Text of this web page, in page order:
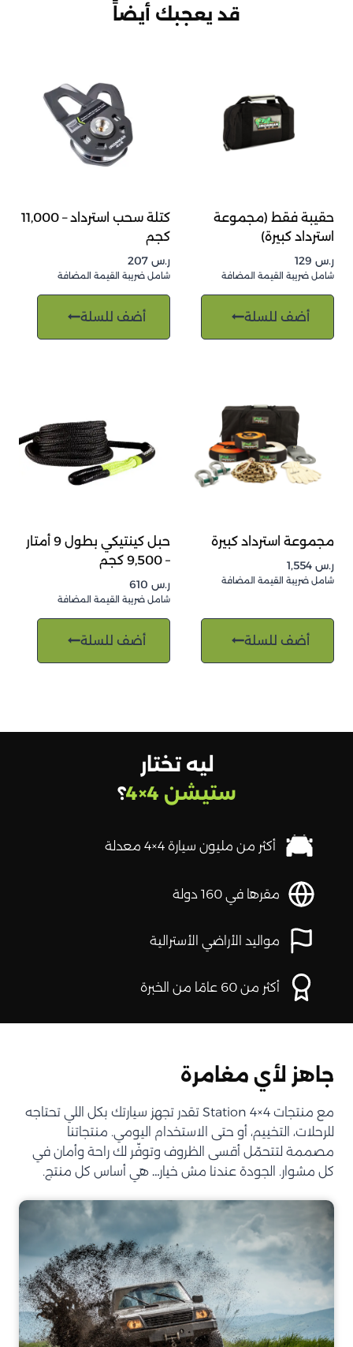
قد يعجبك أيضاً
حقيبة فقط (مجموعة
استرداد كبيرة)
ر.س
شامل ضريبة القيمة المضافة
أضف للسلة
كتلة سحب استرداد – 11,000
كجم
ر.س
شامل ضريبة القيمة المضافة
أضف للسلة
مجموعة استرداد كبيرة
ر.س
شامل ضريبة القيمة المضافة
أضف للسلة
حبل كينتيكي بطول 9 أمتار
– 9,500 كجم
ر.س
شامل ضريبة القيمة المضافة
أضف للسلة
ليه تختار
ستيشن 4×4
؟
أكثر من مليون سيارة 4×4 معدلة
مقرها في 160 دولة
مواليد الأراضي الأسترالية
أكثر من 60 عامًا من الخبرة
جاهز لأي مغامرة
مع منتجات Station 4×4 تقدر تجهز سيارتك بكل اللي تحتاجه
للرحلات، التخييم، أو حتى الاستخدام اليومي. منتجاتنا
مصممة لتتحمّل أقسى الظروف وتوفّر لك راحة وأمان في
كل مشوار. الجودة عندنا مش خيار… هي أساس كل منتج.